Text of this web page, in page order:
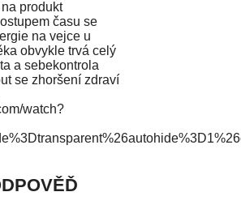
produkt
času se
na vejce u
obvykle trvá celý
a sebekontrola
se zhoršení zdraví
watch?